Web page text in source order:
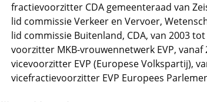
fractievoorzitter CDA gemeenteraad van
lid commissie Verkeer en Vervoer,
lid commissie Buitenland, CDA, van 2003 tot
voorzitter MKB-vrouwennetwerk EVP, vanaf
vicevoorzitter EVP (Europese Volkspartij),
vicefractievoorzitter EVP Europees